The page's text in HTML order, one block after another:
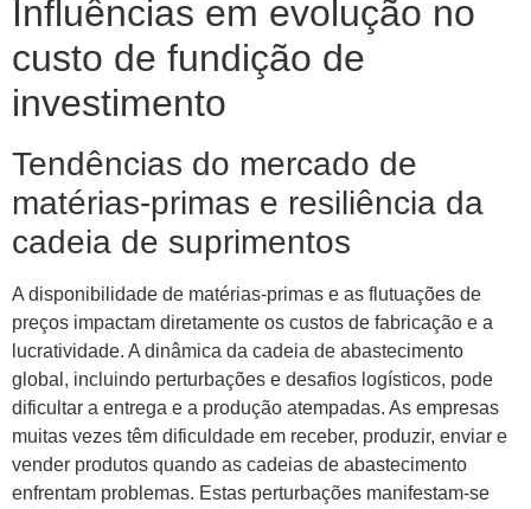
Influências em evolução no
custo de fundição de
investimento
Tendências do mercado de
matérias-primas e resiliência da
cadeia de suprimentos
A disponibilidade de matérias-primas e as flutuações de
preços impactam diretamente os custos de fabricação e a
lucratividade. A dinâmica da cadeia de abastecimento
global, incluindo perturbações e desafios logísticos, pode
dificultar a entrega e a produção atempadas. As empresas
muitas vezes têm dificuldade em receber, produzir, enviar e
vender produtos quando as cadeias de abastecimento
enfrentam problemas. Estas perturbações manifestam-se